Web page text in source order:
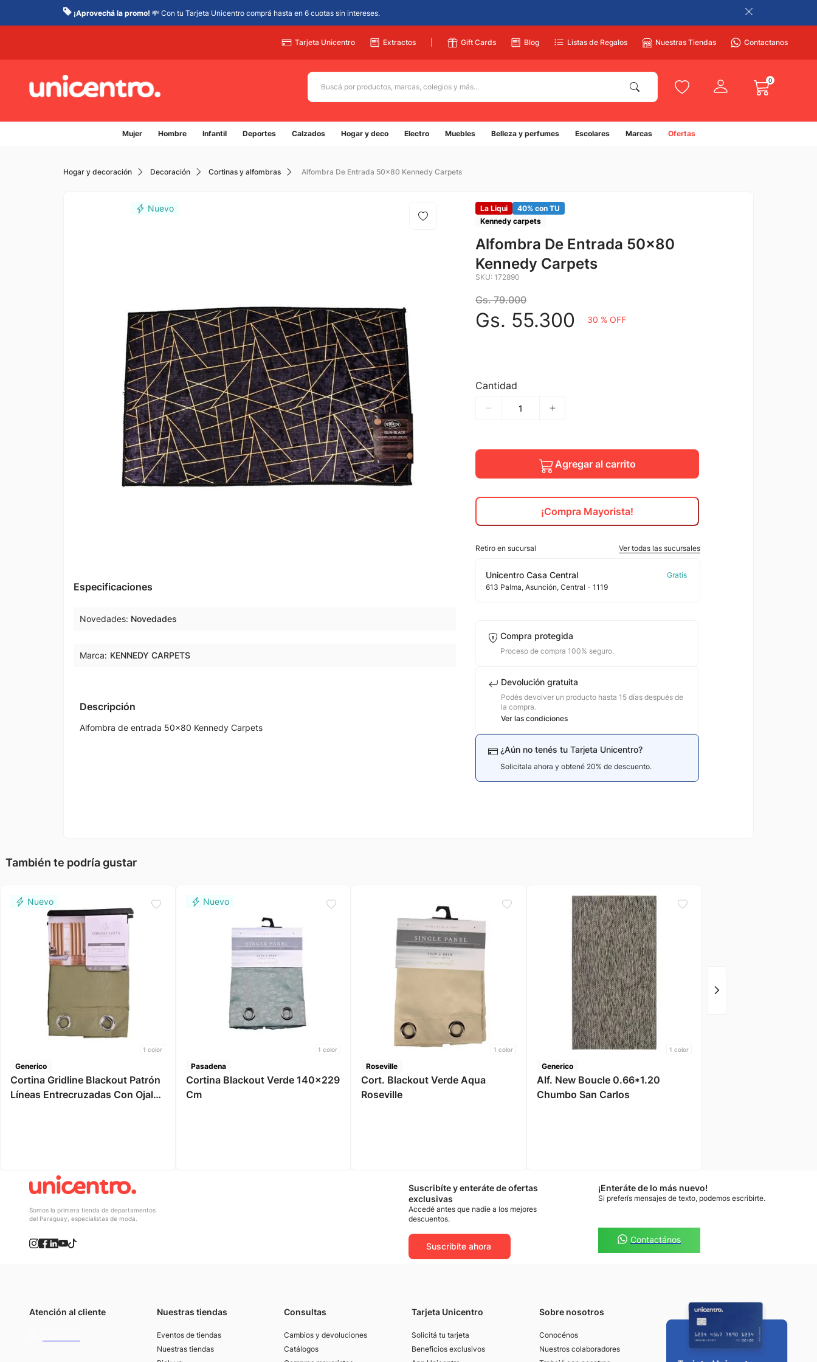
¡Aprovechá la promo! 💸 Con tu Tarjeta Unicentro comprá hasta en 6 cuotas sin intereses.
Tarjeta Unicentro Extractos Gift Cards Blog Listas de Regalos Nuestras Tiendas Contactanos
Buscá por productos, marcas, colegios y más... 0
Mujer Hombre Infantil Deportes Calzados Hogar y deco Electro Muebles Belleza y perfumes Escolares Marcas Ofertas
Hogar y decoración Decoración Cortinas y alfombras Alfombra De Entrada 50x80 Kennedy Carpets
Especificaciones
Novedades Novedades
Marca: KENNEDY CARPETS
Descripción
Alfombra de entrada 50x80 Kennedy Carpets
La Liqui
40% con TU
Kennedy carpets
Alfombra De Entrada 50x80
Kennedy Carpets
SKU: 172890
Gs. 79.000
Gs. 55.300 30 % OFF
Cantidad
Agregar al carrito
¡Compra Mayorista!
Retiro en sucursal Ver todas las sucursales
Unicentro Casa Central
613 Palma, Asunción, Central - 1119
Compra protegida
Proceso de compra 100% seguro.
Devolución gratuita
Podés devolver un producto hasta 15 días después de
la compra.
Ver las condiciones
¿Aún no tenés tu Tarjeta Unicentro?
Solicitala ahora y obtené 20% de descuento.
También te podría gustar
1 color
Generico
Cortina Gridline Blackout Patrón
Líneas Entrecruzadas Con Ojales
1 color
Pasadena
Cortina Blackout Verde 140x229
Cm
1 color
Roseville
Cort. Blackout Verde Aqua
Roseville
1 color
Generico
Alf. New Boucle 0.66*1.20
Chumbo San Carlos
Somos la primera tienda de departamentos
del Paraguay, especialistas de moda.
Suscribíte y enteráte de ofertas
exclusivas
Accedé antes que nadie a los mejores
descuentos.
Suscribíte ahora
¡Enteráte de lo más nuevo!
Si preferís mensajes de texto, podemos escribirte.
Contactános
Atención al cliente
Nuestras tiendas
Eventos de tiendas
Nuestras tiendas
Consultas
Cambios y devoluciones
Catálogos
Tarjeta Unicentro
Solicitá tu tarjeta
Beneficios exclusivos
Sobre nosotros
Conocénos
Nuestros colaboradores
Términos más buscados